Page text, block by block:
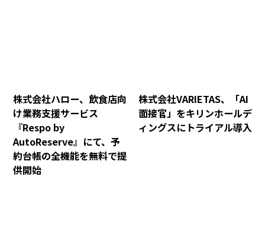
株式会社ハロー、飲食店向
け業務支援サービス
『Respo by
AutoReserve』にて、予
約台帳の全機能を無料で提
供開始
株式会社VARIETAS、「AI
面接官」をキリンホールデ
ィングスにトライアル導入